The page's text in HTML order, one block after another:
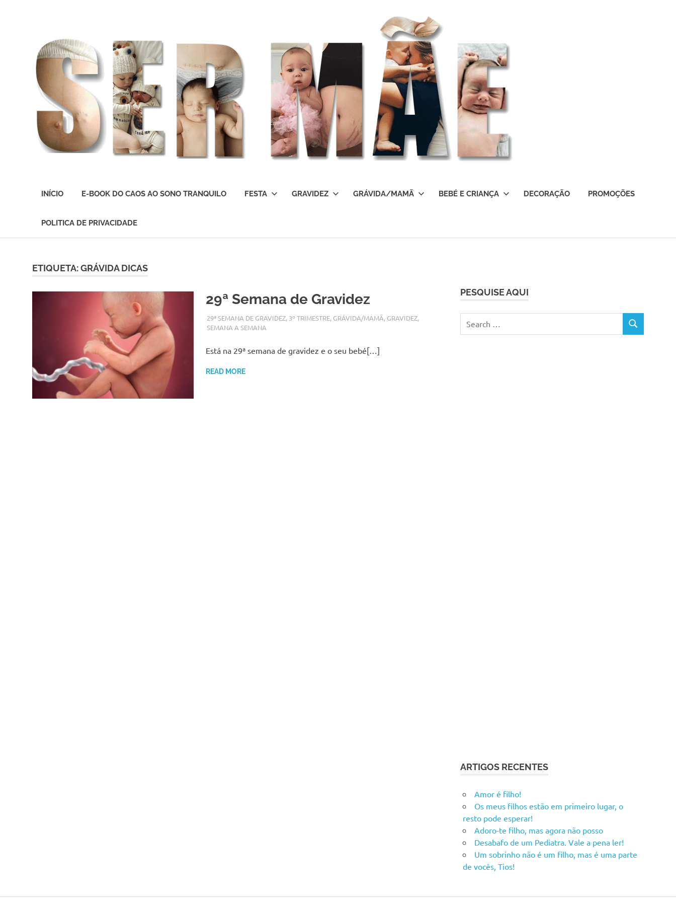
presente
INÍCIO E-BOOK DO CAOS AO SONO TRANQUILO FESTA GRAVIDEZ GRÁVIDA/MAMÃ BEBÉ E CRIANÇA DECORAÇÃO PROMOÇÕES
POLITICA DE PRIVACIDADE
ETIQUETA:GRÁVIDA DICAS
29ª Semana de Gravidez
SETEMBRO 14, 2017
ADMIN
29ª SEMANA DE GRAVIDEZ, 3º TRIMESTRE, GRÁVIDA/MAMÃ, GRAVIDEZ,
SEMANA A SEMANA
Está na 29ª semana de gravidez e o seu bebé[…]
READ MORE
PESQUISE AQUI
for:
SEARCH
ARTIGOS RECENTES
Amor é filho!
Os meus filhos estão em primeiro lugar, o
resto pode esperar!
Adoro-te filho, mas agora não posso
Desabafo de um Pediatra. Vale a pena ler!
Um sobrinho não é um filho, mas é uma parte
de vocês, Tios!